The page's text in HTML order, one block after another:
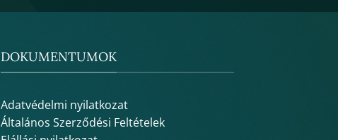
DOKUMENTUMOK
Adatvédelmi nyilatkozat
Általános Szerződési Feltételek